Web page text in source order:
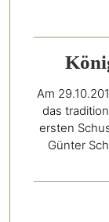
Am
das
ersten
Günter